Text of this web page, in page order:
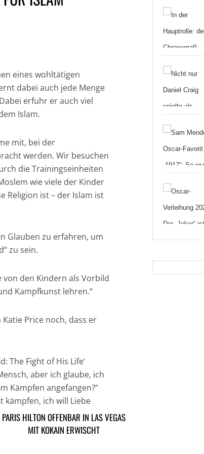
GESUND UND GUT
FÜR DICH UND DIE
NACHHALTIGE
NICHT NUR DANIEL
CRAIG SPIELTE ALS
„CASINO ROYALE“ »
eines wohltätigen
dabei auch jede Menge
erfuhr er auch viel
Islam.
mit, bei der
werden. Wir besuchen
die Trainingseinheiten
wie viele der Kinder
Religion ist – der Islam ist
Glauben zu erfahren, um
zu sein.
von den Kindern als Vorbild
Kampfkunst lehren.“
Price noch, dass er
The Fight of His Life‘
aber ich glaube, ich
Kämpfen angefangen?“
kämpfen, ich will Liebe
PARIS HILTON OFFENBAR IN LAS VEGAS
MIT KOKAIN ERWISCHT